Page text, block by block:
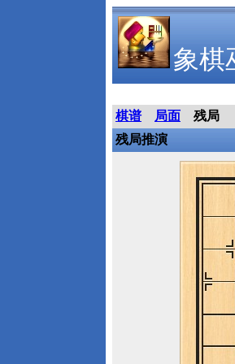
象棋
棋谱 局面
残局
残局推演